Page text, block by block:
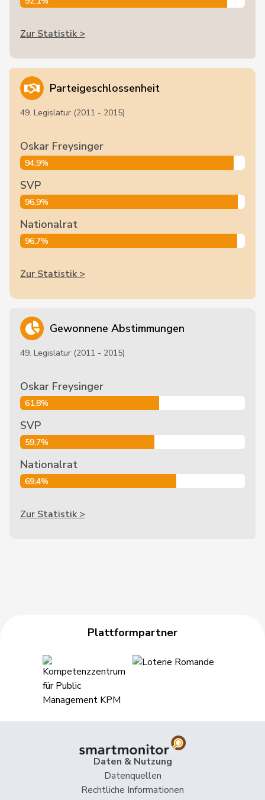
Zur Statistik >
Parteigeschlossenheit
49. Legislatur (2011 - 2015)
Oskar Freysinger
94,9%
SVP
96,9%
Nationalrat
96,7%
Zur Statistik >
Gewonnene Abstimmungen
49. Legislatur (2011 - 2015)
Oskar Freysinger
61,8%
SVP
59,7%
Nationalrat
69,4%
Zur Statistik >
Plattformpartner
Daten & Nutzung
Datenquellen
Rechtliche Informationen